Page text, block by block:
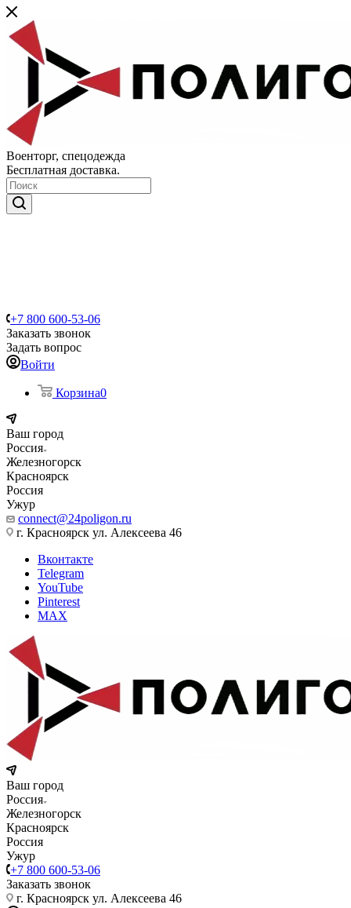
Военторг, спецодежда
Бесплатная доставка.
+7 800 600-53-06
Заказать звонок
Задать вопрос
Войти
Корзина0
Ваш город
Россия
Железногорск
Красноярск
Россия
Ужур
connect@24poligon.ru
г. Красноярск ул. Алексеева 46
Вконтакте
Telegram
YouTube
Pinterest
MAX
Ваш город
Россия
Железногорск
Красноярск
Россия
Ужур
+7 800 600-53-06
Заказать звонок
г. Красноярск ул. Алексеева 46